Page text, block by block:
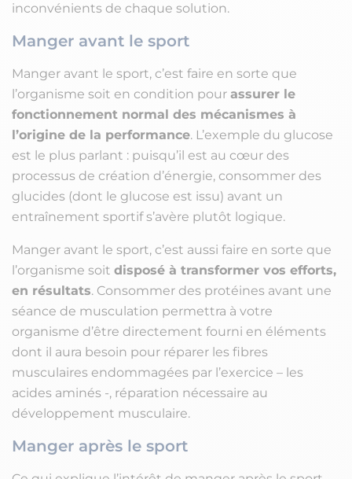
inconvénients de chaque solution.
Manger avant le sport
Manger avant le sport, c’est faire en sorte que
l’organisme soit en condition pour assurer le
fonctionnement normal des mécanismes à
l’origine de la performance. L’exemple du glucose
est le plus parlant : puisqu’il est au cœur des
processus de création d’énergie, consommer des
glucides (dont le glucose est issu) avant un
entraînement sportif s’avère plutôt logique.
Manger avant le sport, c’est aussi faire en sorte que
l’organisme soit disposé à transformer vos efforts,
en résultats. Consommer des protéines avant une
séance de musculation permettra à votre
organisme d’être directement fourni en éléments
dont il aura besoin pour réparer les fibres
musculaires endommagées par l’exercice – les
acides aminés -, réparation nécessaire au
développement musculaire.
Manger après le sport